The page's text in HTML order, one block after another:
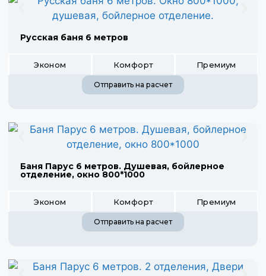
Русская баня 6 метров
Эконом Комфорт Премиум
Отправить на расчет
Баня Парус 6 метров. Душевая, бойлерное
отделение, окно 800*1000
Эконом Комфорт Премиум
Отправить на расчет